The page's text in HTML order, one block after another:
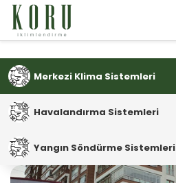
HİZMETLERİMİZ
REFERANSLARIMIZ
PROJELERİMİZ
İLETİŞİM
Merkezi Klima Sistemleri
Havalandırma Sistemleri
Yangın Söndürme Sistemleri